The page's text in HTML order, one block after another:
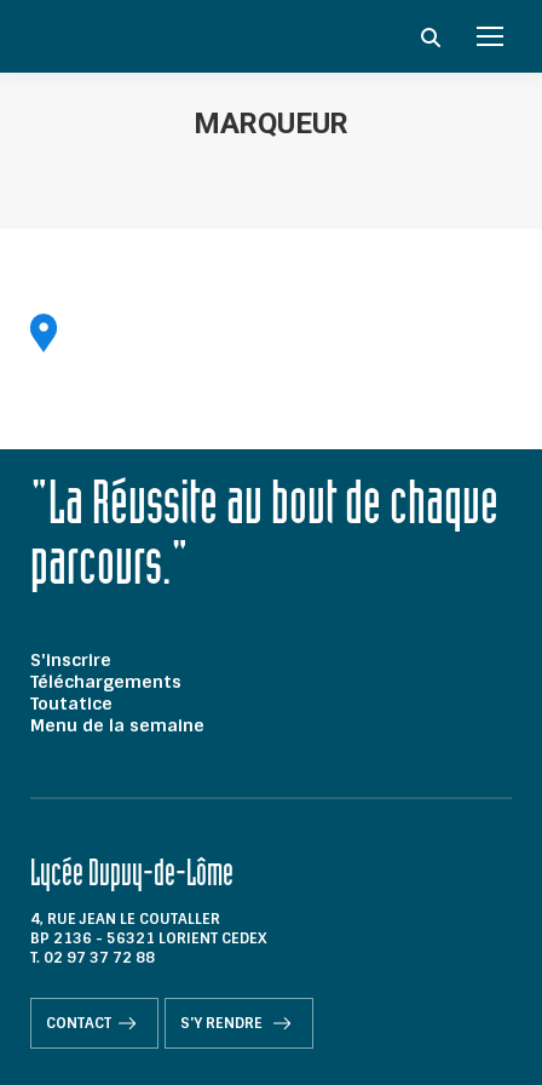
Search:
MARQUEUR
"La Réussite au bout de chaque
parcours."
S'inscrire
Téléchargements
Toutatice
Menu de la semaine
Lycée Dupuy-de-Lôme
4, RUE JEAN LE COUTALLER
BP 2136 - 56321 LORIENT CEDEX
T. 02 97 37 72 88
CONTACT S'Y RENDRE